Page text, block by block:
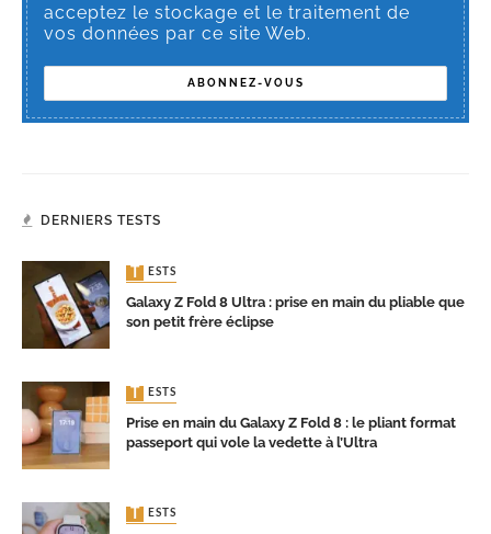
acceptez le stockage et le traitement de
vos données par ce site Web.
DERNIERS TESTS
TESTS
Galaxy Z Fold 8 Ultra : prise en main du pliable que
son petit frère éclipse
TESTS
Prise en main du Galaxy Z Fold 8 : le pliant format
passeport qui vole la vedette à l’Ultra
TESTS